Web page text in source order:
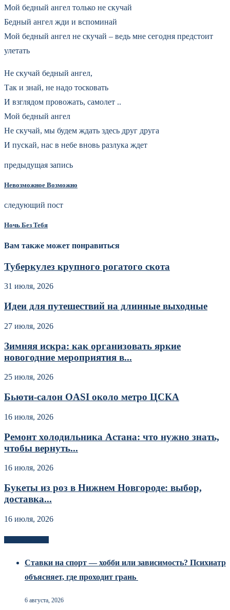
Мой бедный ангел только не скучай
Бедный ангел жди и вспоминай
Мой бедный ангел не скучай – ведь мне сегодня предстоит
улетать
Не скучай бедный ангел,
Так и знай, не надо тосковать
И взглядом провожать, самолет ..
Мой бедный ангел
Не скучай, мы будем ждать здесь друг друга
И пускай, нас в небе вновь разлука ждет
предыдущая запись
Невозможное Возможно
следующий пост
Ночь Без Тебя
Вам также может понравиться
Туберкулез крупного рогатого скота
31 июля, 2026
Идеи для путешествий на длинные выходные
27 июля, 2026
Зимняя искра: как организовать яркие
новогодние мероприятия в...
25 июля, 2026
Бьюти-салон OASI около метро ЦСКА
16 июля, 2026
Ремонт холодильника Астана: что нужно знать,
чтобы вернуть...
16 июля, 2026
Букеты из роз в Нижнем Новгороде: выбор,
доставка...
16 июля, 2026
Ставки на спорт — хобби или зависимость? Психиатр
объясняет, где проходит грань
6 августа, 2026